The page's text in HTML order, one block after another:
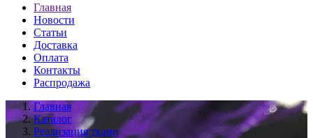
Главная
Новости
Статьи
Доставка
Оплата
Контакты
Распродажа
Главная
Каталог
Реализация ткани